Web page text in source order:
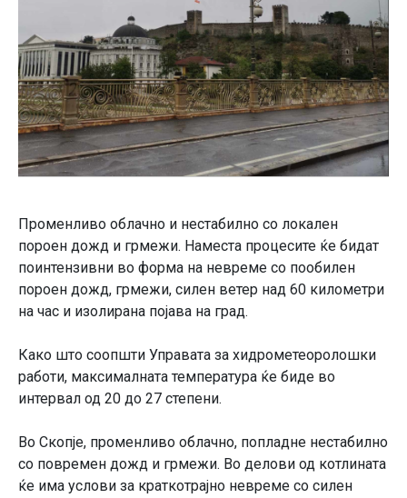
Променливо облачно и нестабилно со локален
пороен дожд и грмежи. Наместа процесите ќе бидат
поинтензивни во форма на невреме со пообилен
пороен дожд, грмежи, силен ветер над 60 километри
на час и изолирана појава на град.
Како што соопшти Управата за хидрометеоролошки
работи, максималната температура ќе биде во
интервал од 20 до 27 степени.
Во Скопје, променливо облачно, попладне нестабилно
со повремен дожд и грмежи. Во делови од котлината
ќе има услови за краткотрајно невреме со силен